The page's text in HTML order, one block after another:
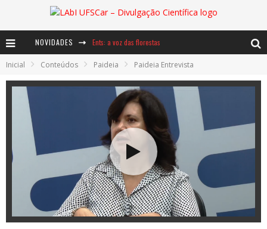
NOVIDADES Ents: a voz das florestas
Notáveis: Bertha Lutz
Baú de Histórias - A jamais imaginada aventura com os moinhos de vento
Inicial Conteúdos Paideia Paideia Entrevista